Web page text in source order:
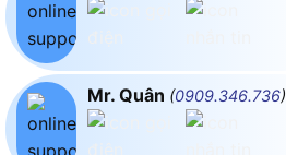
Mr. Quân (0909.346.736)